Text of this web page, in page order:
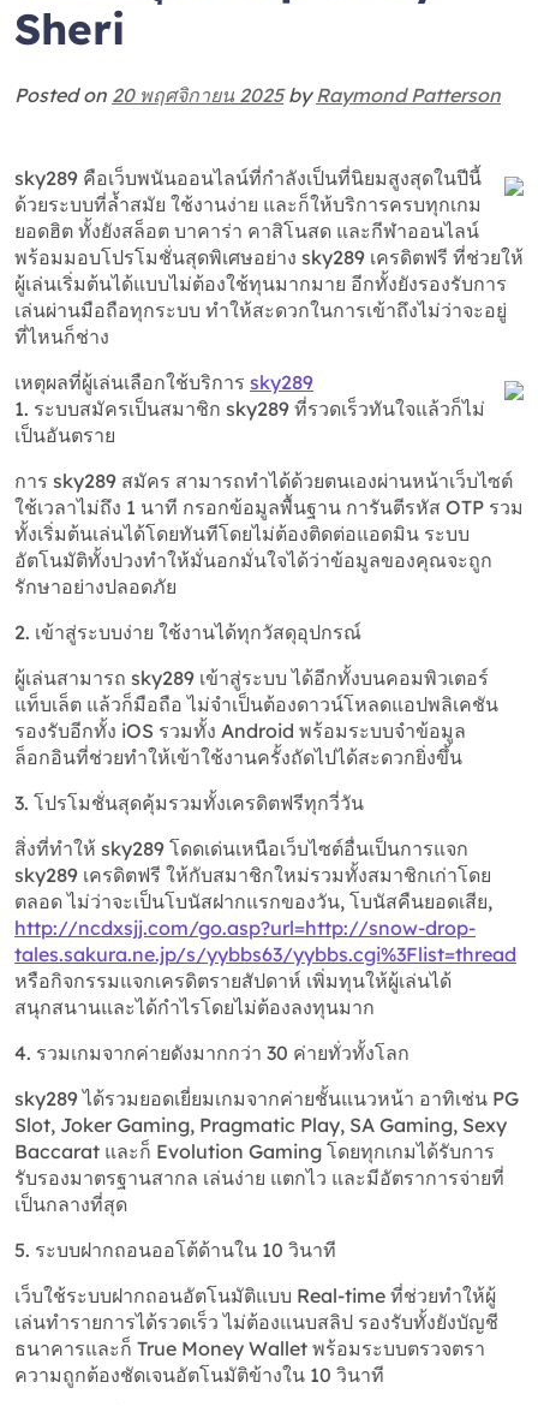
Sheri
Posted on 20 พฤศจิกายน 2025by Raymond Patterson
sky289 คือเว็บพนันออนไลน์ที่กำลังเป็นที่นิยมสูงสุดในปีนี้
ด้วยระบบที่ล้ำสมัย ใช้งานง่าย และก็ให้บริการครบทุกเกม
ยอดฮิต ทั้งยังสล็อต บาคาร่า คาสิโนสด และกีฬาออนไลน์
พร้อมมอบโปรโมชั่นสุดพิเศษอย่าง sky289 เครดิตฟรี ที่ช่วยให้
ผู้เล่นเริ่มต้นได้แบบไม่ต้องใช้ทุนมากมาย อีกทั้งยังรองรับการ
เล่นผ่านมือถือทุกระบบ ทำให้สะดวกในการเข้าถึงไม่ว่าจะอยู่
ที่ไหนก็ช่าง
เหตุผลที่ผู้เล่นเลือกใช้บริการ sky289
1. ระบบสมัครเป็นสมาชิก sky289 ที่รวดเร็วทันใจแล้วก็ไม่
เป็นอันตราย
การ sky289 สมัคร สามารถทำได้ด้วยตนเองผ่านหน้าเว็บไซต์
ใช้เวลาไม่ถึง 1 นาที กรอกข้อมูลพื้นฐาน การันตีรหัส OTP รวม
ทั้งเริ่มต้นเล่นได้โดยทันทีโดยไม่ต้องติดต่อแอดมิน ระบบ
อัตโนมัติทั้งปวงทำให้มั่นอกมั่นใจได้ว่าข้อมูลของคุณจะถูก
รักษาอย่างปลอดภัย
2. เข้าสู่ระบบง่าย ใช้งานได้ทุกวัสดุอุปกรณ์
ผู้เล่นสามารถ sky289 เข้าสู่ระบบ ได้อีกทั้งบนคอมพิวเตอร์
แท็บเล็ต แล้วก็มือถือ ไม่จำเป็นต้องดาวน์โหลดแอปพลิเคชัน
รองรับอีกทั้ง iOS รวมทั้ง Android พร้อมระบบจำข้อมูล
ล็อกอินที่ช่วยทำให้เข้าใช้งานครั้งถัดไปได้สะดวกยิ่งขึ้น
3. โปรโมชั่นสุดคุ้มรวมทั้งเครดิตฟรีทุกวี่วัน
สิ่งที่ทำให้ sky289 โดดเด่นเหนือเว็บไซต์อื่นเป็นการแจก
sky289 เครดิตฟรี ให้กับสมาชิกใหม่รวมทั้งสมาชิกเก่าโดย
ตลอด ไม่ว่าจะเป็นโบนัสฝากแรกของวัน, โบนัสคืนยอดเสีย,
http://ncdxsjj.com/go.asp?url=http://snow-drop-
tales.sakura.ne.jp/s/yybbs63/yybbs.cgi%3Flist=thread
หรือกิจกรรมแจกเครดิตรายสัปดาห์ เพิ่มทุนให้ผู้เล่นได้
สนุกสนานและได้กำไรโดยไม่ต้องลงทุนมาก
4. รวมเกมจากค่ายดังมากกว่า 30 ค่ายทั่วทั้งโลก
sky289 ได้รวมยอดเยี่ยมเกมจากค่ายชั้นแนวหน้า อาทิเช่น PG
Slot, Joker Gaming, Pragmatic Play, SA Gaming, Sexy
Baccarat และก็ Evolution Gaming โดยทุกเกมได้รับการ
รับรองมาตรฐานสากล เล่นง่าย แตกไว และมีอัตราการจ่ายที่
เป็นกลางที่สุด
5. ระบบฝากถอนออโต้ด้านใน 10 วินาที
เว็บใช้ระบบฝากถอนอัตโนมัติแบบ Real-time ที่ช่วยทำให้ผู้
เล่นทำรายการได้รวดเร็ว ไม่ต้องแนบสลิป รองรับทั้งยังบัญชี
ธนาคารและก็ True Money Wallet พร้อมระบบตรวจตรา
ความถูกต้องชัดเจนอัตโนมัติข้างใน 10 วินาที